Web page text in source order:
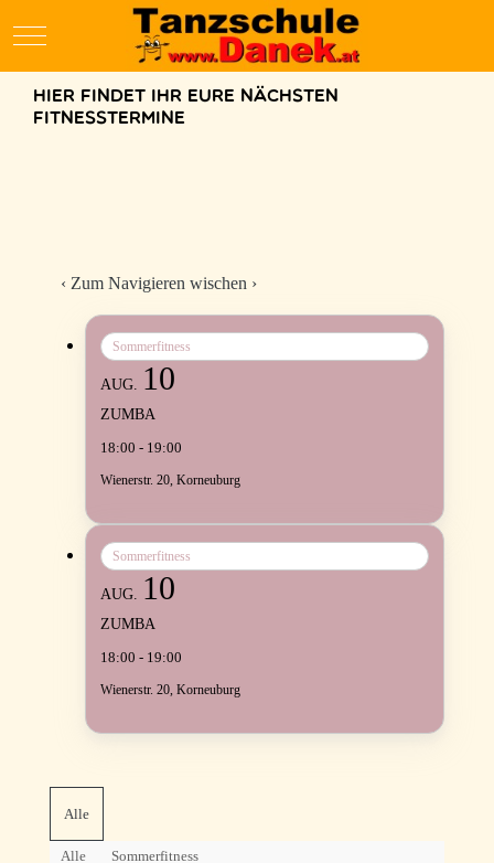
Mobile Menu Toggle
Hier findet ihr eure nächsten
Fitnesstermine
Alle
Alle Sommerfitness
Sommerfitness
AUG. 10
ZUMBA
18:00 - 19:00
Wienerstr. 20, Korneuburg
Sommerfitness
AUG. 10
ZUMBA
18:00 - 19:00
Wienerstr. 20, Korneuburg
‹ Zum Navigieren wischen ›